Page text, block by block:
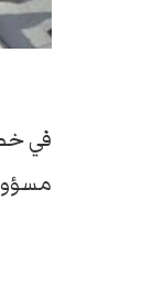
في